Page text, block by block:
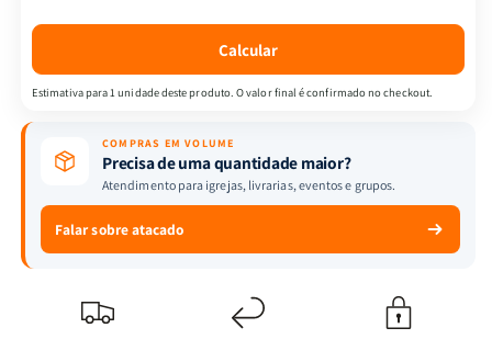
diabo:
estratégias
derrotar
as
mentiras
e
conquistar
diabo:
estratégias
derrotar
as
mentiras
conquistar
Calcular
Estimativa para 1 unidade deste produto. O valor final é confirmado no checkout.
COMPRAS EM VOLUME
Precisa de uma quantidade maior?
Atendimento para igrejas, livrarias, eventos e grupos.
Falar sobre atacado